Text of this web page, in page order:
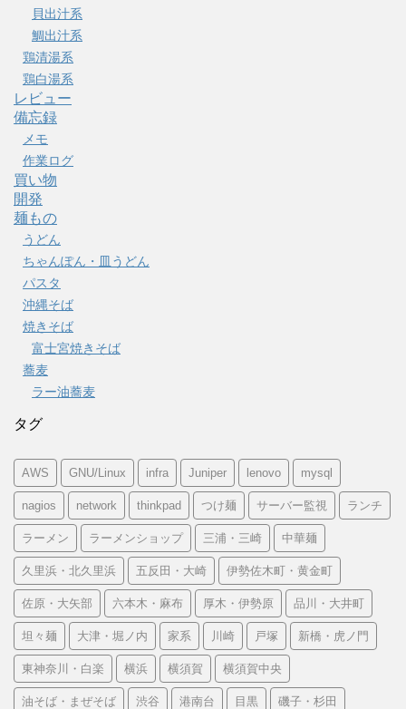
貝出汁系
鯛出汁系
鶏清湯系
鶏白湯系
レビュー
備忘録
メモ
作業ログ
買い物
開発
麺もの
うどん
ちゃんぽん・皿うどん
パスタ
沖縄そば
焼きそば
富士宮焼きそば
蕎麦
ラー油蕎麦
タグ
AWS GNU/Linux infra Juniper lenovo mysql
nagios network thinkpad つけ麺 サーバー監視 ランチ
ラーメン ラーメンショップ 三浦・三崎 中華麺
久里浜・北久里浜 五反田・大崎 伊勢佐木町・黄金町
佐原・大矢部 六本木・麻布 厚木・伊勢原 品川・大井町
坦々麺 大津・堀ノ内 家系 川崎 戸塚 新橋・虎ノ門
東神奈川・白楽 横浜 横須賀 横須賀中央
油そば・まぜそば 渋谷 港南台 目黒 磯子・杉田